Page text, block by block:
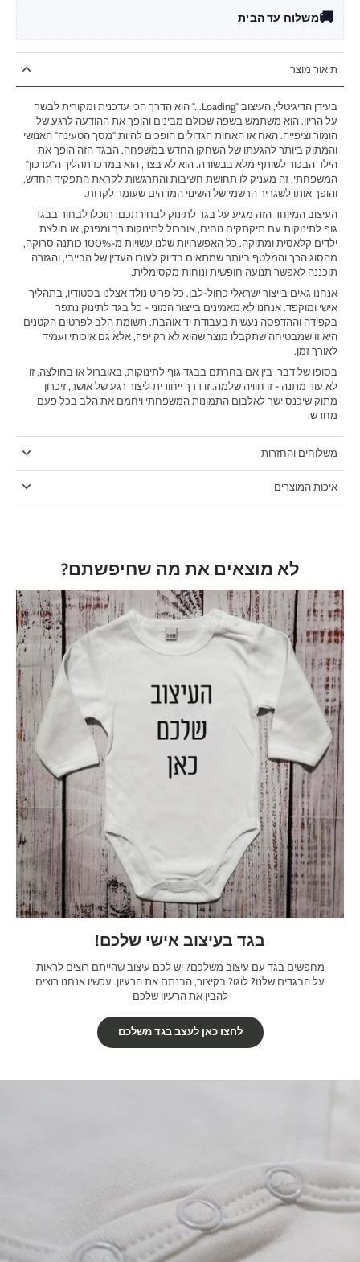
🚚משלוח עד הבית
תיאור מוצר
בעידן הדיגיטלי, העיצוב "Loading..." הוא הדרך הכי עדכנית ומקורית לבשר
על הריון. הוא משתמש בשפה שכולם מבינים והופך את ההודעה לרגע של
הומור וציפייה. האח או האחות הגדולים הופכים להיות "מסך הטעינה" האנושי
והמתוק ביותר להגעתו של השחקן החדש במשפחה. הבגד הזה הופך את
הילד הבכור לשותף מלא בבשורה. הוא לא בצד, הוא במרכז תהליך ה"עדכון"
המשפחתי. זה מעניק לו תחושת חשיבות והתרגשות לקראת התפקיד החדש,
והופך אותו לשגריר הרשמי של השינוי המדהים שעומד לקרות.
‫העיצוב המיוחד הזה מגיע על בגד לתינוק לבחירתכם: תוכלו לבחור בבגד
גוף לתינוקות עם תיקתקים נוחים, אוברול לתינוקות רך ומפנק, או חולצת
ילדים קלאסית ומתוקה. כל האפשרויות שלנו עשויות מ-100% כותנה סרוקה,
מהסוג הרך והמלטף ביותר שמתאים בדיוק לעורו העדין של הבייבי, והגזרה
תוכננה לאפשר תנועה חופשית ונוחות מקסימלית.‬
אנחנו גאים בייצור ישראלי כחול-לבן. כל פריט נולד אצלנו בסטודיו, בתהליך
אישי ומוקפד. אנחנו לא מאמינים בייצור המוני - כל בגד לתינוק נתפר
בקפידה וההדפסה נעשית בעבודת יד אוהבת. תשומת הלב לפרטים הקטנים
היא זו שמבטיחה שתקבלו מוצר שהוא לא רק יפה, אלא גם איכותי ועמיד
לאורך זמן.
בסופו של דבר, בין אם בחרתם בבגד גוף לתינוקות, באוברול או בחולצה, זו
לא עוד מתנה - זו חוויה שלמה. זו דרך ייחודית ליצור רגע של אושר, זיכרון
מתוק שיכנס ישר לאלבום התמונות המשפחתי ויחמם את הלב בכל פעם
מחדש.
משלוחים והחזרות
איכות המוצרים
לא מוצאים את מה שחיפשתם?
בגד בעיצוב אישי שלכם!
מחפשים בגד עם עיצוב משלכם? יש לכם עיצוב שהייתם רוצים לראות
על הבגדים שלנו? לוגו? בקיצור, הבנתם את הרעיון. עכשיו אנחנו רוצים
להבין את הרעיון שלכם
לחצו כאן לעצב בגד משלכם